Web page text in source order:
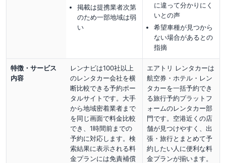
掲載は提携業者次第
のため一部地域は弱
い
に違って分かりにく
いとの声
希望車種が見つから
ない場合があるとの
指摘
特徴・サービス
内容
レンナビは100社以上
のレンタカー会社を横
断比較できる予約ポー
タルサイトです。大手
から地域密着業者まで
を同じ画面で料金比較
でき、1時間前までの
予約に対応します。検
索結果に表示される料
金プランには免責補償
エアトリ レンタカーは
航空券・ホテル・レン
タカーを一括予約でき
る旅行予約プラットフ
ォームのレンタカー部
門です。空港近くの店
舗が見つけやすく、出
張・旅行とまとめて予
約したい人に便利な料
金プランが揃います。